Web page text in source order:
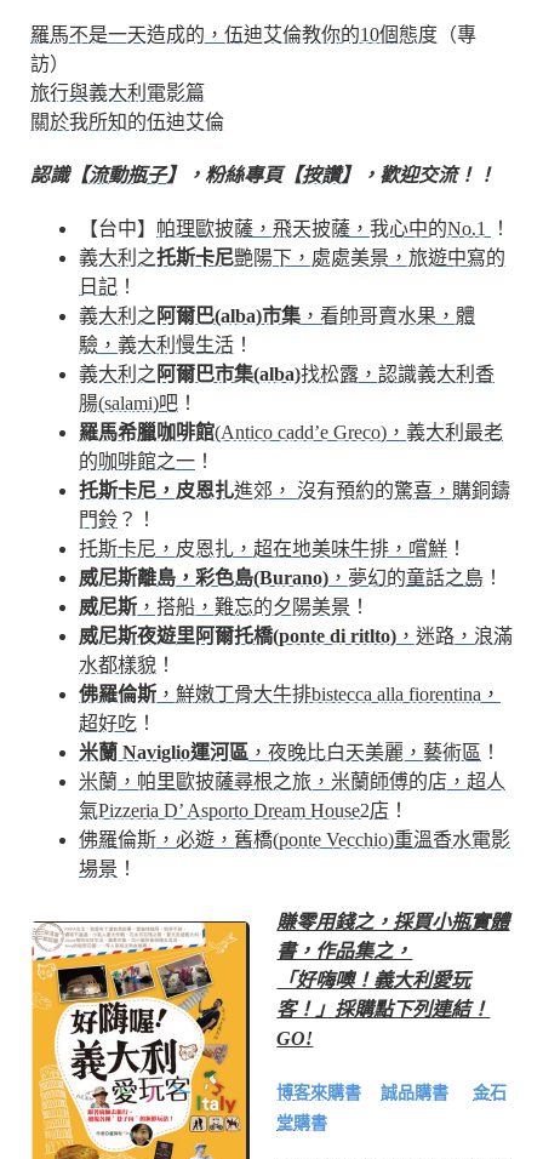
羅馬不是一天造成的，伍迪艾倫教你的10個態度 （專
訪）
旅行與義大利電影篇
關於我所知的伍迪艾倫
認識【流動瓶子】，粉絲專頁【按讚】，歡迎交流！！
【台中】 帕理歐披薩，飛天披薩，我心中的No.1
！
義大利之托斯卡尼艷陽下，處處美景，旅遊中寫的
日記 ！
義大利之 阿爾巴(alba)市集 ，看帥哥賣水果，體
驗，義大利慢生活 ！
義大利之 阿爾巴市集(alba)找松露，認識義大利香
腸(salami)吧 ！
羅馬希臘咖啡館(Antico cadd’e Greco)，義大利最老
的咖啡館之一 ！
托斯卡尼，皮恩扎進郊， 沒有預約的驚喜，購銅鑄
門鈴 ？！
托斯卡尼，皮恩扎，超在地美味牛排，嚐鮮 ！
威尼斯離島，彩色島(Burano) ，夢幻的童話之島 ！
威尼斯 ，搭船，難忘的夕陽美景 ！
威尼斯夜遊里阿爾托橋(ponte di ritlto) ，迷路，浪滿
水都樣貌 ！
佛羅倫斯 ，鮮嫩丁骨大牛排bistecca alla fiorentina，
超好吃 ！
米蘭 Naviglio運河區 ，夜晚比白天美麗，藝術區 ！
米蘭，帕里歐披薩尋根之旅，米蘭師傅的店，超人
氣Pizzeria D’ Asporto Dream House2店 ！
佛羅倫斯，必遊，舊橋(ponte Vecchio)重溫香水電影
場景 ！
賺零用錢之，採買小瓶實體
書，作品集之，
「好嗨噢！義大利愛玩
客！」採購點下列連結！
GO!
博客來購書 誠品購書
金石
堂購書